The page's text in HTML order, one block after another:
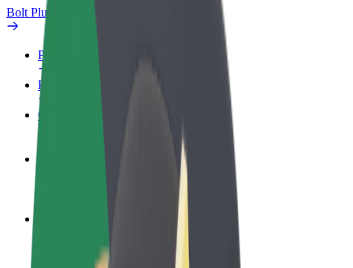
Bolt Plus
Pogodnosti
Kako se pridružiti
Često postavljana pitanja
Zarađuj po vlastitim uvjetima
Dostavljaj hranu i primaj tjedne isplate